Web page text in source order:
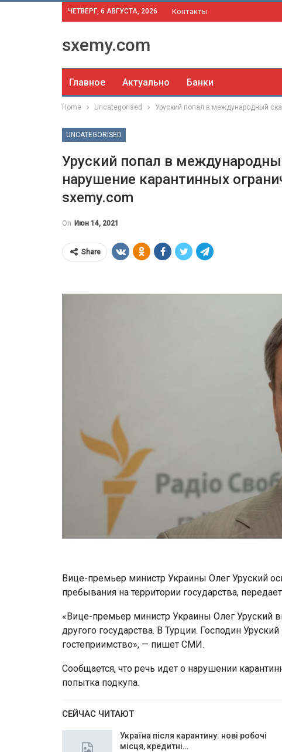
ЧЕТВЕРГ, 6 АВГУСТА, 2026 Контакты
sxemy.com
Главное Актуально Банки
Home Uncategorised Уруский попал в международный
UNCATEGORISED
Уруский попал в
нарушение карантинных
sxemy.com
On Июн 14, 2021
Share
Вице-премьер министр Украины Олег Уруский
пребывания на территории государства,
«Вице-премьер министр Украины Олег Уруский
другого государства. В Турции. Господин
гостеприимство», — пишет СМИ.
Сообщается, что речь идет о нарушении
попытка подкупа.
СЕЙЧАС ЧИТАЮТ
Україна після карантину: нові робочі
місця, кредитні…